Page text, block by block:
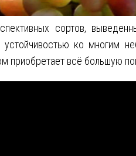
сортов,
ко многим
приобретает всё большую